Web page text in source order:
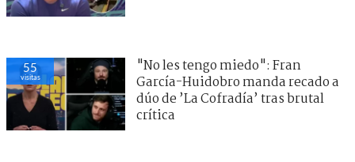
55
visitas
"No les tengo miedo": Fran
García-Huidobro manda recado a
dúo de ’La Cofradía’ tras brutal
crítica